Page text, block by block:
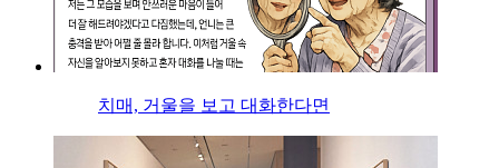
치매, 거울을 보고 대화한다면